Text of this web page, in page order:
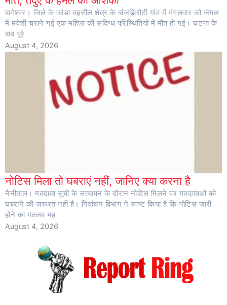
बागेश्वर। जिले के कांडा तहसील क्षेत्र के बांजझिरौटी गांव में मंगलवार को जंगल
में मवेशी चराने गई एक महिला की संदिग्ध परिस्थितियों में मौत हो गई। घटना के
बाद पूरे
August 4, 2026
नोटिस मिला तो घबराएं नहीं, जानिए क्या करना है
नैनीताल। मतदाता सूची के सत्यापन के दौरान नोटिस मिलने पर मतदाताओं को
घबराने की जरूरत नहीं है। निर्वाचन विभाग ने स्पष्ट किया है कि नोटिस जारी
होने का मतलब यह
August 4, 2026